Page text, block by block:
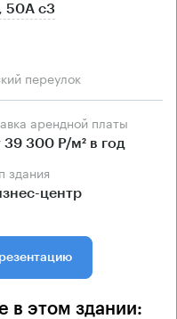
50А с3
переулок
арендной платы
39 300 Р/м² в год
здания
центр
в этом здании: